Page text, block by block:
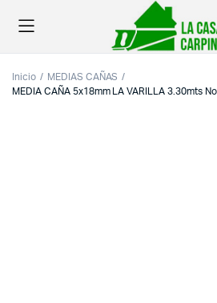
Inicio
MEDIAS CAÑAS
MEDIA CAÑA 5x18mm LA VARILLA 3.30mts